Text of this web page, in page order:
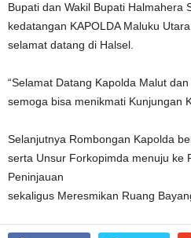
Bupati dan Wakil Bupati Halmahera
kedatangan KAPOLDA Maluku
selamat datang di Halsel.
“Selamat Datang Kapolda Malut
semoga bisa menikmati Kunjungan
Selanjutnya Rombongan Kapolda
serta Unsur Forkopimda menuju ke
Peninjauan
sekaligus Meresmikan Ruang